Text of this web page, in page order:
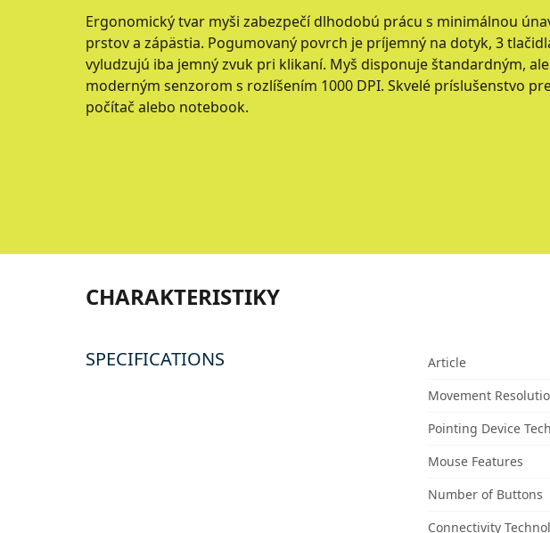
Ergonomický tvar myši zabezpečí dlhodobú prácu s minimálnou
prstov a zápästia. Pogumovaný povrch je príjemný na dotyk, 3
vyludzujú iba jemný zvuk pri klikaní. Myš disponuje štandardným, ale
moderným senzorom s rozlíšením 1000 DPI. Skvelé príslušenstvo
počítač alebo notebook.
CHARAKTERISTIKY
SPECIFICATIONS Article
Movement
Pointing Device
Mouse Features
Number of Buttons
Connectivity